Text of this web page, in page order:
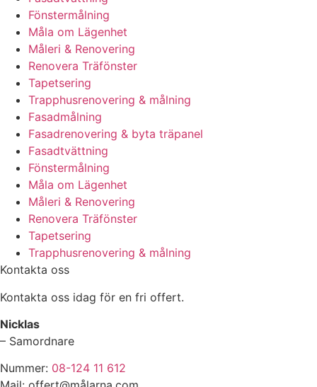
Fönstermålning
Måla om Lägenhet
Måleri & Renovering
Renovera Träfönster
Tapetsering
Trapphusrenovering & målning
Fasadmålning
Fasadrenovering & byta träpanel
Fasadtvättning
Fönstermålning
Måla om Lägenhet
Måleri & Renovering
Renovera Träfönster
Tapetsering
Trapphusrenovering & målning
Kontakta oss
Kontakta oss idag för en fri offert.
Nicklas
– Samordnare
Nummer: 08-124 11 612